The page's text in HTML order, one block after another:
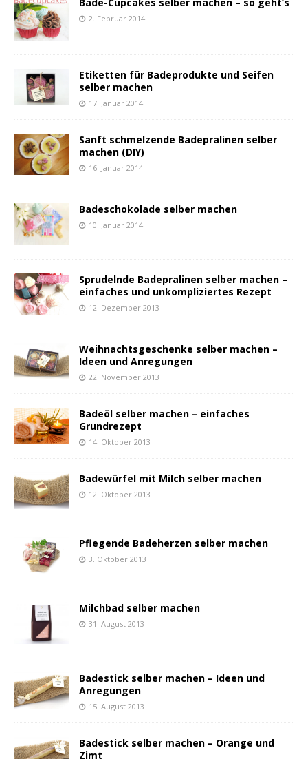
2. Februar 2014
Etiketten für Badeprodukte und Seifen
selber machen
17. Januar 2014
Sanft schmelzende Badepralinen selber
machen (DIY)
16. Januar 2014
Badeschokolade selber machen
10. Januar 2014
Sprudelnde Badepralinen selber machen –
einfaches und unkompliziertes Rezept
12. Dezember 2013
Weihnachtsgeschenke selber machen –
Ideen und Anregungen
22. November 2013
Badeöl selber machen – einfaches
Grundrezept
14. Oktober 2013
Badewürfel mit Milch selber machen
12. Oktober 2013
Pflegende Badeherzen selber machen
3. Oktober 2013
Milchbad selber machen
31. August 2013
Badestick selber machen – Ideen und
Anregungen
15. August 2013
Badestick selber machen – Orange und
Zimt